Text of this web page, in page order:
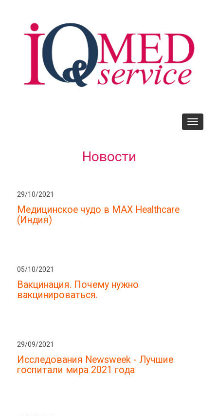
Toggle
Новости
29/10/2021
Медицинское чудо в MAX Healthcare
(Индия)
05/10/2021
Вакцинация. Почему нужно
вакцинироваться.
29/09/2021
Исследования Newsweek - Лучшие
госпитали мира 2021 года